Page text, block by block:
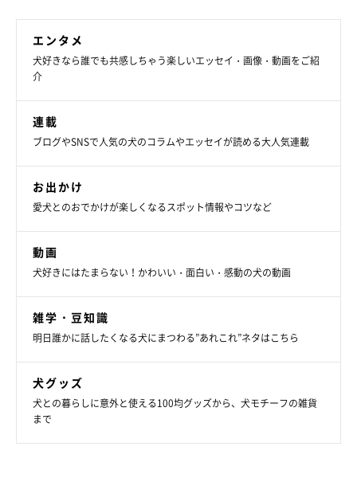
エンタメ
犬好きなら誰でも共感しちゃう楽しいエッセイ・画像・動画をご紹
介
連載
ブログやSNSで人気の犬のコラムやエッセイが読める大人気連載
お出かけ
愛犬とのおでかけが楽しくなるスポット情報やコツなど
動画
犬好きにはたまらない！かわいい・面白い・感動の犬の動画
雑学・豆知識
明日誰かに話したくなる犬にまつわる”あれこれ”ネタはこちら
犬グッズ
犬との暮らしに意外と使える100均グッズから、犬モチーフの雑貨
まで